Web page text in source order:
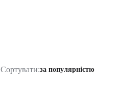
Сортувати:за популярністю